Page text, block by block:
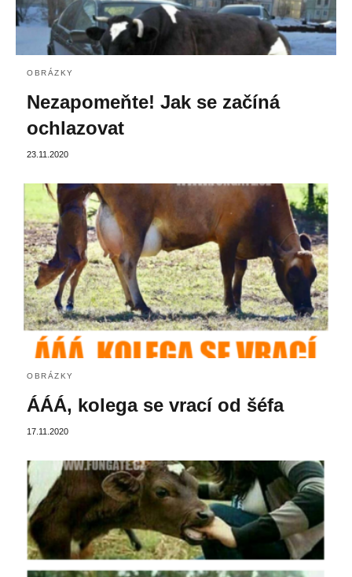
OBRÁZKY
Nezapomeňte! Jak se začíná
ochlazovat
23.11.2020
OBRÁZKY
ÁÁÁ, kolega se vrací od šéfa
17.11.2020